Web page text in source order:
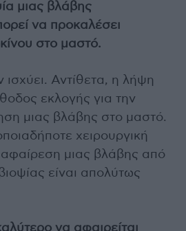
μιας βλάβης
να προκαλέσει
στο μαστό.
ισχύει. Αντίθετα, η λήψη
εκλογής για την
μιας βλάβης στο μαστό.
χειρουργική
μιας βλάβης από
είναι απολύτως